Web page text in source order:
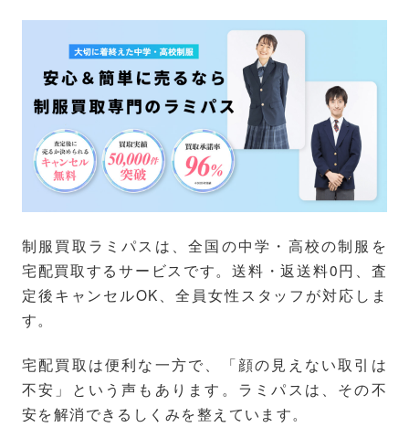
制服買取ラミパスは、全国の中学・高校の制服を
宅配買取するサービスです。送料・返送料0円、査
定後キャンセルOK、全員女性スタッフが対応しま
す。
宅配買取は便利な一方で、「顔の見えない取引は
不安」という声もあります。ラミパスは、その不
安を解消できるしくみを整えています。